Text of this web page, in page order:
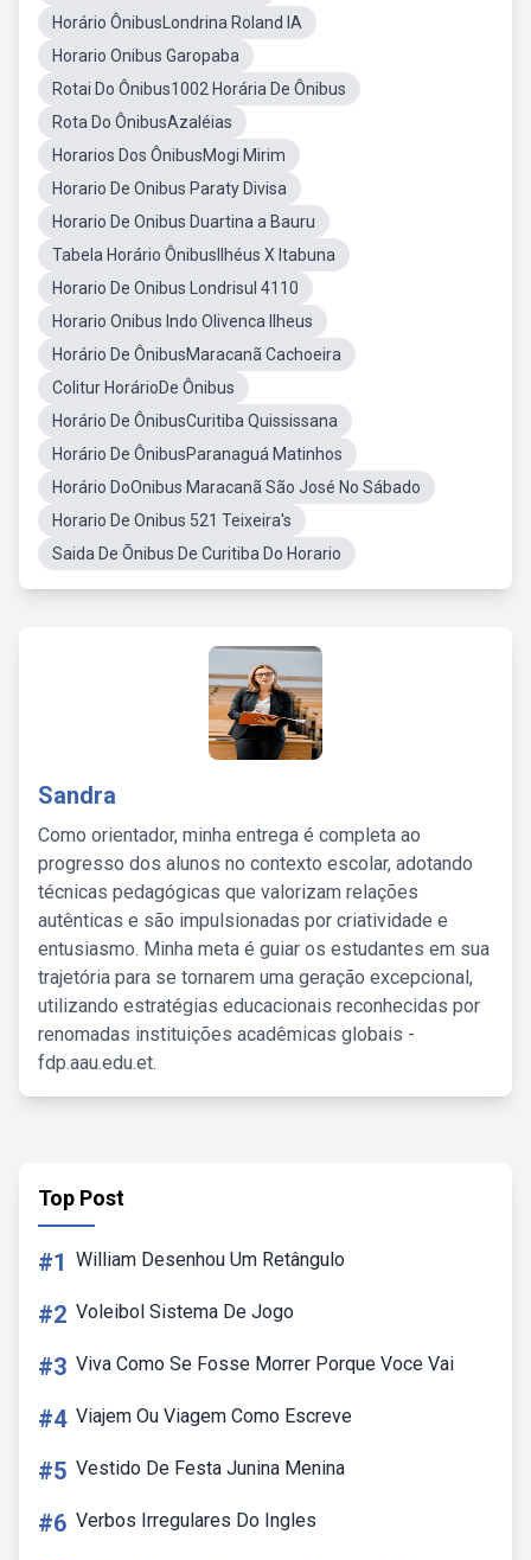
Horário ÔnibusLondrina Roland IA
Horario Onibus Garopaba
Rotai Do Ônibus1002 Horária De Ônibus
Rota Do ÔnibusAzaléias
Horarios Dos ÔnibusMogi Mirim
Horario De Onibus Paraty Divisa
Horario De Onibus Duartina a Bauru
Tabela Horário ÔnibusIlhéus X Itabuna
Horario De Onibus Londrisul 4110
Horario Onibus Indo Olivenca Ilheus
Horário De ÔnibusMaracanã Cachoeira
Colitur HorárioDe Ônibus
Horário De ÔnibusCuritiba Quississana
Horário De ÔnibusParanaguá Matinhos
Horário DoOnibus Maracanã São José No Sábado
Horario De Onibus 521 Teixeira's
Saida De Õnibus De Curitiba Do Horario
Sandra
Como orientador, minha entrega é completa ao
progresso dos alunos no contexto escolar, adotando
técnicas pedagógicas que valorizam relações
autênticas e são impulsionadas por criatividade e
entusiasmo. Minha meta é guiar os estudantes em sua
trajetória para se tornarem uma geração excepcional,
utilizando estratégias educacionais reconhecidas por
renomadas instituições acadêmicas globais -
fdp.aau.edu.et.
Top Post
#1 William Desenhou Um Retângulo
#2 Voleibol Sistema De Jogo
#3 Viva Como Se Fosse Morrer Porque Voce Vai
#4 Viajem Ou Viagem Como Escreve
#5 Vestido De Festa Junina Menina
#6 Verbos Irregulares Do Ingles